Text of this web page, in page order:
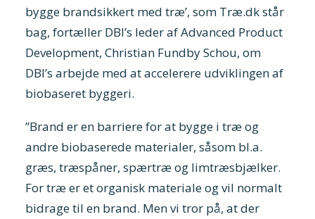
bygge brandsikkert med træ’, som Træ.dk står
bag, fortæller DBI’s leder af Advanced Product
Development, Christian Fundby Schou, om
DBI’s arbejde med at accelerere udviklingen af
biobaseret byggeri.
”Brand er en barriere for at bygge i træ og
andre biobaserede materialer, såsom bl.a.
græs, træspåner, spærtræ og limtræsbjælker.
For træ er et organisk materiale og vil normalt
bidrage til en brand. Men vi tror på, at der